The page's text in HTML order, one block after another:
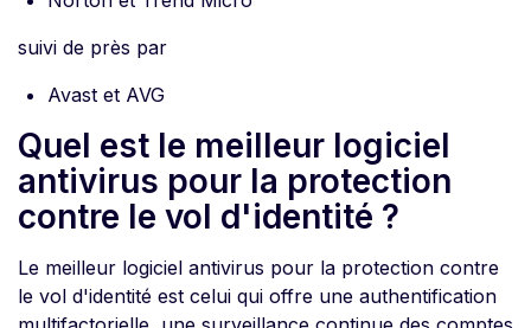
suivi de près par
Avast et AVG
Quel est le meilleur logiciel
antivirus pour la protection
contre le vol d'identité ?
Le meilleur logiciel antivirus pour la protection contre
le vol d'identité est celui qui offre une authentification